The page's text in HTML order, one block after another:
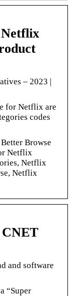
– 2023 |
for Netflix are
codes
Browse
Netflix
Netflix
Netflix
and software
“Super